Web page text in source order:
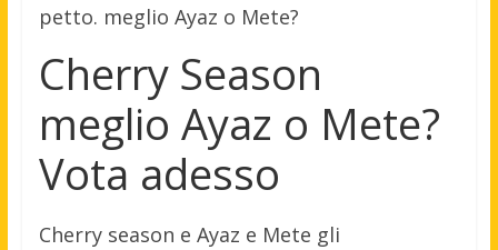
petto. meglio Ayaz o Mete?
Cherry Season
meglio Ayaz o Mete?
Vota adesso
Cherry season e Ayaz e Mete gli